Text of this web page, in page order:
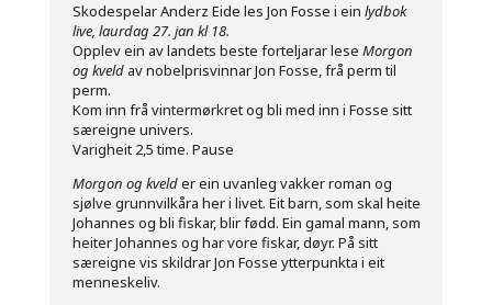
Skodespelar Anderz Eide les Jon Fosse i ein lydbok
live, laurdag 27. jan kl 18.
Opplev ein av landets beste forteljarar lese Morgon
og kveldav nobelprisvinnar Jon Fosse, frå perm til
perm.
Kom inn frå vintermørkret og bli med inn i Fosse sitt
særeigne univers.
Varigheit 2,5 time. Pause
Morgon og kvelder ein uvanleg vakker roman og
sjølve grunnvilkåra her i livet. Eit barn, som skal heite
Johannes og bli fiskar, blir fødd. Ein gamal mann, som
heiter Johannes og har vore fiskar, døyr. På sitt
særeigne vis skildrar Jon Fosse ytterpunkta i eit
menneskeliv.